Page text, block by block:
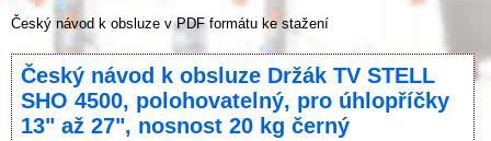
Český návod k obsluze v PDF formátu ke stažení
Český návod k obsluze Držák TV STELL
SHO 4500, polohovatelný, pro úhlopříčky
13" až 27", nosnost 20 kg černý